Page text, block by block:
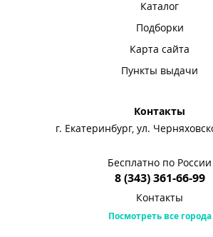
Каталог
Подборки
Карта сайта
Пункты выдачи
Контакты
г. Екатеринбург, ул.
Бесплатно по России
8 (343) 361-66-99
Контакты
Посмотреть все города